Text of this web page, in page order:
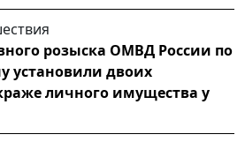
розыска ОМВД России по
установили двоих
личного имущества у